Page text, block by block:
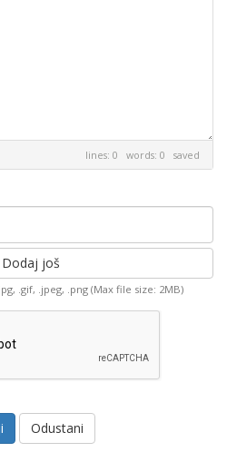
lines: 0 words: 0 saved
još
.gif, .jpeg, .png (Max file size: 2MB)
Odustani